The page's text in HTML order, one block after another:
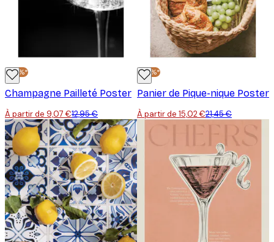
-30%*
Champagne Pailleté Poster
À partir de 9,07 €12,95 €
-30%*
Panier de Pique-nique Poster
À partir de 15,02 €21,45 €